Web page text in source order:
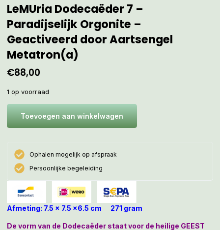
LeMUria Dodecaëder 7 –
Paradijselijk Orgonite –
Geactiveerd door Aartsengel
Metatron(a)
€88,00
1 op voorraad
Toevoegen aan winkelwagen
Ophalen mogelijk op afspraak
Persoonlijke begeleiding
Afmeting: 7.5 x 7.5 x6.5 cm 271 gram
De vorm van de Dodecaëder staat voor de heilige GEEST